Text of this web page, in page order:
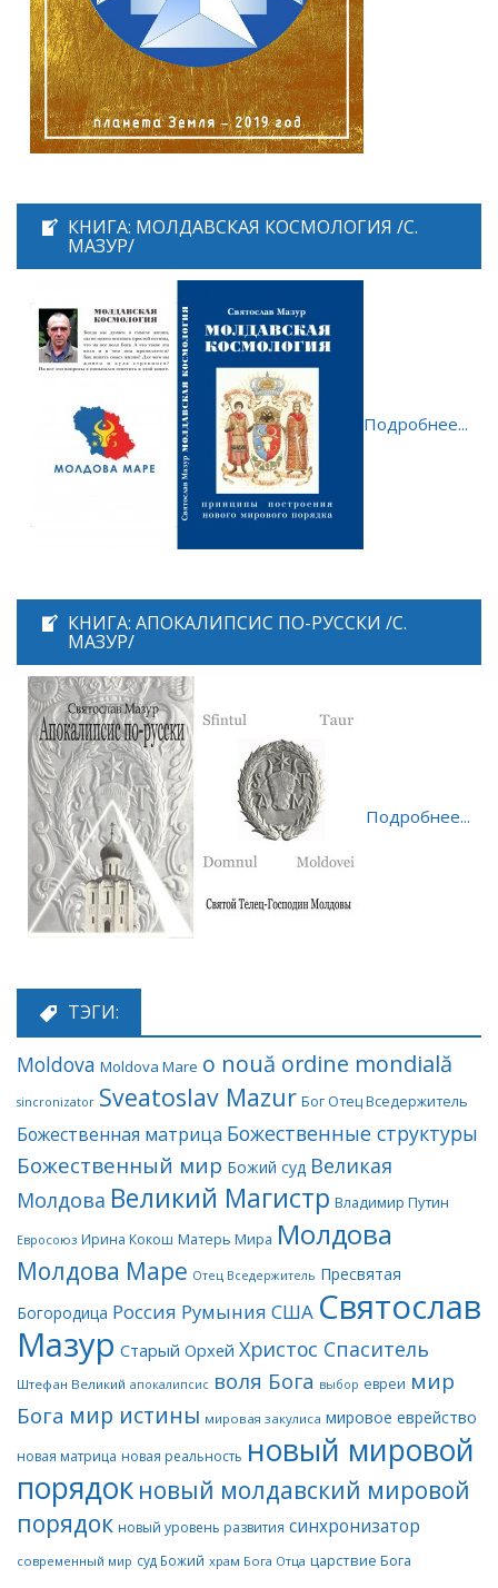
КНИГА: МОЛДАВСКАЯ КОСМОЛОГИЯ /С.
МАЗУР/
Подробнее...
КНИГА: АПОКАЛИПСИС ПО-РУССКИ /С.
МАЗУР/
Подробнее...
ТЭГИ:
Moldova Moldova Mare o nouă ordine mondială
sincronizator Sveatoslav Mazur Бог Отец Вседержитель
Божественная матрица Божественные структуры
Божественный мир Божий суд Великая
Молдова Великий Магистр Владимир Путин
Евросоюз Ирина Кокош Матерь Мира Молдова
Молдова Маре Отец Вседержитель Пресвятая
Богородица Россия Румыния США Святослав
Мазур Старый Орхей Христос Спаситель
Штефан Великий апокалипсис воля Бога выбор евреи мир
Бога мир истины мировая закулиса мировое еврейство
новая матрица новая реальность новый мировой
порядок новый молдавский мировой
порядок новый уровень развития синхронизатор
современный мир суд Божий храм Бога Отца царствие Бога